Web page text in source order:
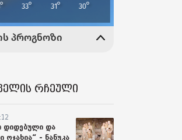
რჩეული
დიდებული და
ოჯახია“ - ნანუკა